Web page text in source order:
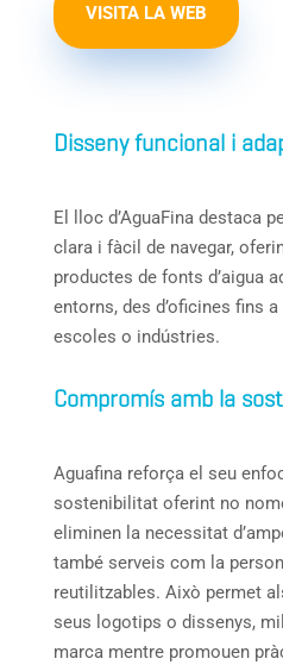
VISITA LA WEB
Disseny funcional i
El lloc d’AguaFina destaca
clara i fàcil de navegar,
productes de fonts d’aigua
entorns, des d’oficines fins
escoles o indústries.
Compromís amb la
Aguafina reforça el seu
sostenibilitat oferint no
eliminen la necessitat
també serveis com la
reutilitzables. Això permet
seus logotips o dissenys,
marca mentre promouen